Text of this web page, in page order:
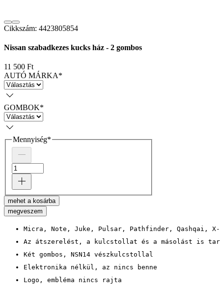
Cikkszám: 4423805854
Nissan szabadkezes kucks ház - 2 gombos
11 500 FtÁr
AUTÓ MÁRKA*
GOMBOK*
Mennyiség*
mehet a kosárba
megveszem
Micra, Note, Juke, Pulsar, Pathfinder, Qashqai,
Az átszerelést, a kulcstollat és a másolást is
Két gombos, NSN14 vészkulcstollal
Elektronika nélkül, az nincs benne
Logo, embléma nincs rajta